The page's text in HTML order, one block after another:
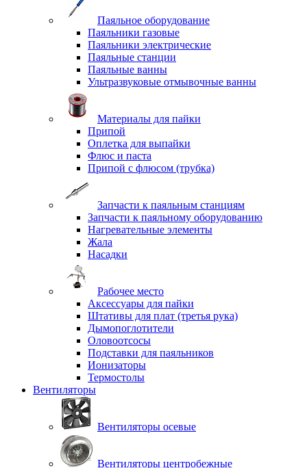
Паяльное оборудование
Паяльники газовые
Паяльники электрические
Паяльные станции
Паяльные ванны
Ультразвуковые отмывочные ванны
Материалы для пайки
Припой
Оплетка для выпайки
Флюс и паста
Припой с флюсом (трубка)
Запчасти к паяльным станциям
Запчасти к паяльному оборудованию
Нагревательные элементы
Жала
Насадки
Рабочее место
Аксессуары для пайки
Штативы для плат (третья рука)
Дымопоглотители
Оловоотсосы
Подставки для паяльников
Ионизаторы
Термостолы
Вентиляторы
Вентиляторы осевые
Вентиляторы центробежные